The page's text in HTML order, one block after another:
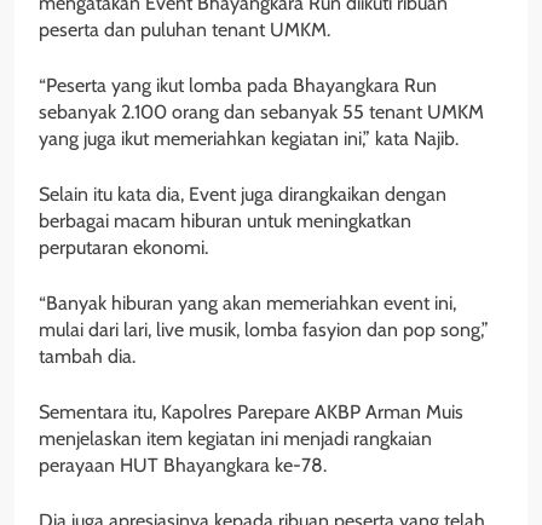
peserta dan puluhan tenant UMKM.
“Peserta yang ikut lomba pada Bhayangkara Run
sebanyak 2.100 orang dan sebanyak 55 tenant UMKM
yang juga ikut memeriahkan kegiatan ini,” kata Najib.
Selain itu kata dia, Event juga dirangkaikan dengan
berbagai macam hiburan untuk meningkatkan
perputaran ekonomi.
“Banyak hiburan yang akan memeriahkan event ini,
mulai dari lari, live musik, lomba fasyion dan pop song,”
tambah dia.
Sementara itu, Kapolres Parepare AKBP Arman Muis
menjelaskan item kegiatan ini menjadi rangkaian
perayaan HUT Bhayangkara ke-78.